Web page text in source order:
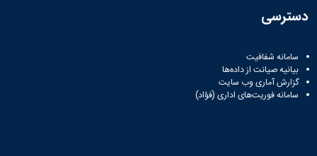
مرکزی
مرکز
اسناد
پایان
نامه
دختران)
دسترسی
سامانه شفافیت
بیانیه صیانت از داده‌ها
گزارش آماری وب‌ سایت
سامانه فوریت‌های اداری (فؤاد)